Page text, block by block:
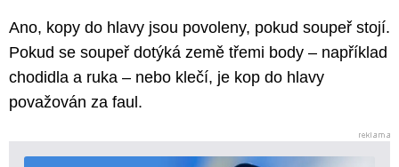
Ano, kopy do hlavy jsou povoleny, pokud soupeř stojí.
Pokud se soupeř dotýká země třemi body – například
chodidla a ruka – nebo klečí, je kop do hlavy
považován za faul.